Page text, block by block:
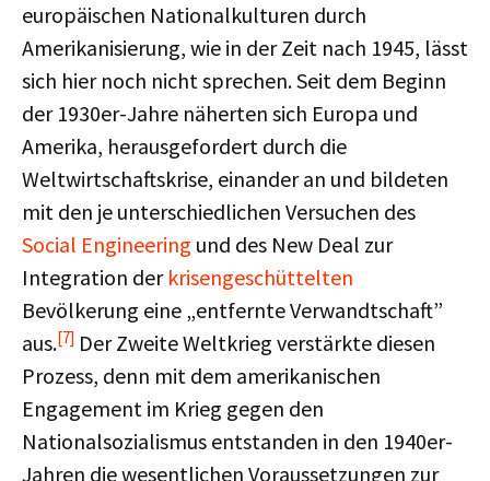
europäischen Nationalkulturen durch
Amerikanisierung, wie in der Zeit nach 1945, lässt
sich hier noch nicht sprechen. Seit dem Beginn
der 1930er-Jahre näherten sich Europa und
Amerika, herausgefordert durch die
Weltwirtschaftskrise, einander an und bildeten
mit den je unterschiedlichen Versuchen des
Social Engineering und des New Deal zur
Integration der krisengeschüttelten
Bevölkerung eine „entfernte Verwandtschaft”
aus.[7] Der Zweite Weltkrieg verstärkte diesen
Prozess, denn mit dem amerikanischen
Engagement im Krieg gegen den
Nationalsozialismus entstanden in den 1940er-
Jahren die wesentlichen Voraussetzungen zur